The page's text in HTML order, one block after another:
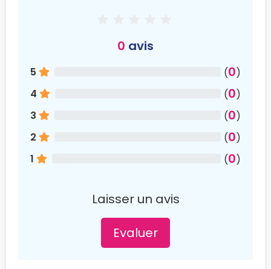
0 avis
5 (0)
4
(0)
3
(0)
2
(0)
1
(0)
Laisser un avis
Evaluer